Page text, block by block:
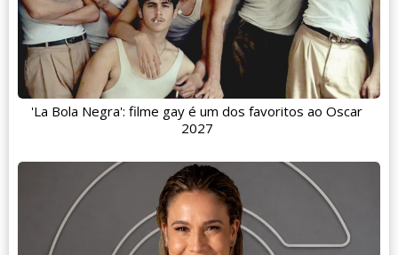
'La Bola Negra': filme gay é um dos favoritos ao Oscar
2027